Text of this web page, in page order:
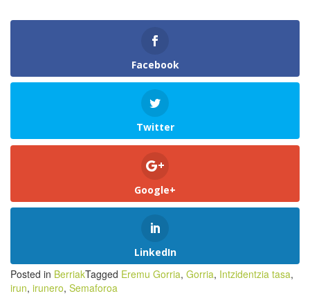
Facebook
Twitter
Google+
LinkedIn
Posted in BerriakTagged Eremu Gorria, Gorria, Intzidentzia tasa,
irun, irunero, Semaforoa